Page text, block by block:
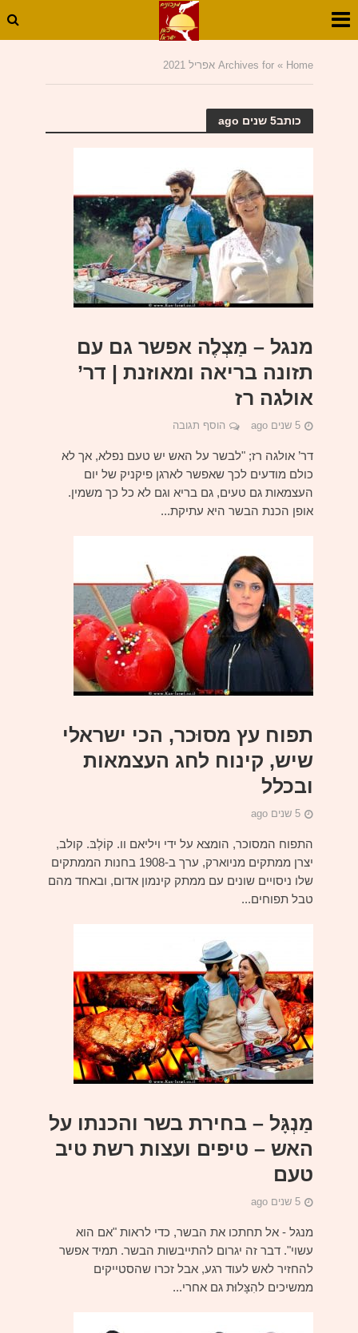
Home
»Archives for אפריל 2021
כותב5 שנים ago
מנגל – מַצְלֶה אפשר גם עם
תזונה בריאה ומאוזנת | דר’
אולגה רז
5 שנים ago הוסף תגובה
דר’ אולגה רז; "לבשר על האש יש טעם נפלא, אך לא
כולם מודעים לכך שאפשר לארגן פיקניק של יום
העצמאות גם טעים, גם בריא וגם לא כל כך משמין.
אופן הכנת הבשר היא עתיקת...
תפוח עץ מסוּכר, הכי ישראלי
שיש, קינוח לחג העצמאות
ובכלל
5 שנים ago
התפוח המסוכר, הומצא על ידי ויליאם וו. קוֹלְבּ. קולב,
יצרן ממתקים מניוארק, ערך ב-1908 בחנות הממתקים
שלו ניסויים שונים עם ממתק קינמון אדום, ובאחד מהם
טבל תפוחים...
מַנְגָּל – בחירת בשר והכנתו על
האש – טיפים ועצות רשת טיב
טעם
5 שנים ago
מנגל - אל תחתכו את הבשר, כדי לראות "אם הוא
עשוי". דבר זה יגרום להתייבשות הבשר. תמיד אפשר
להחזיר לאש לעוד רגע, אבל זכרו שהסטייקים
ממשיכים להִצָּלוּת גם אחרי...